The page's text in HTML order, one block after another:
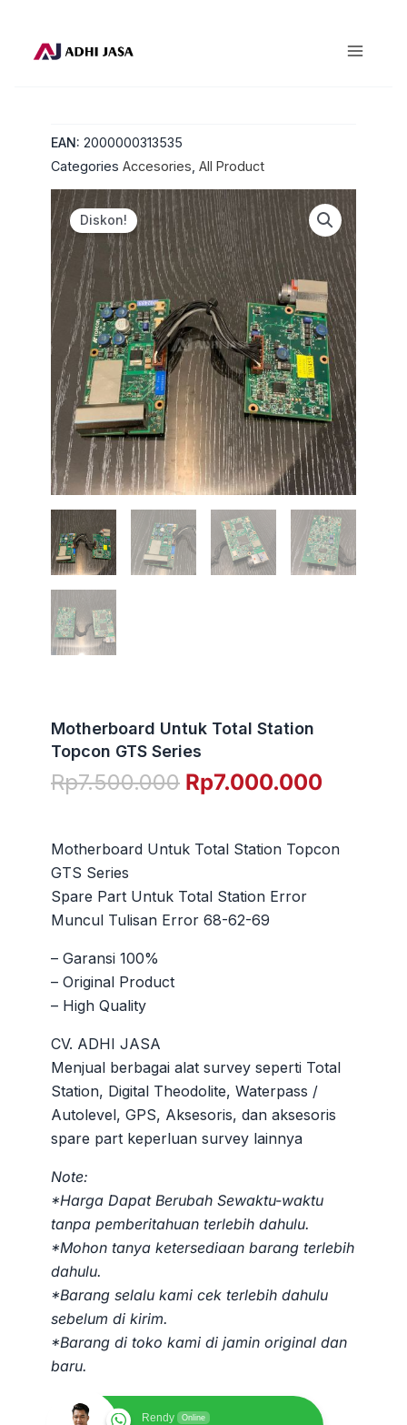
EAN: 2000000313535
Categories Accesories All Product
Diskon!
Motherboard Untuk Total Station
Topcon GTS Series
Rp7.500.000 Harga
Rp7.500.000.
Rp7.000.000
adalah:
Motherboard Untuk Total Station Topcon
GTS Series
Spare Part Untuk Total Station Error
Muncul Tulisan Error 68-62-69
– Garansi 100%
– Original Product
– High Quality
CV. ADHI JASA
Menjual berbagai alat survey seperti Total
Station, Digital Theodolite, Waterpass /
Autolevel, GPS, Aksesoris, dan aksesoris
spare part keperluan survey lainnya
Note:
*Harga Dapat Berubah Sewaktu-waktu
tanpa pemberitahuan terlebih dahulu.
*Mohon tanya ketersediaan barang terlebih
dahulu.
*Barang selalu kami cek terlebih dahulu
sebelum di kirim.
*Barang di toko kami di jamin original dan
baru.
Rendy Online